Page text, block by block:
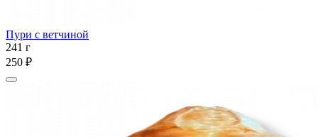
Пури с ветчиной
241 г
250 ₽